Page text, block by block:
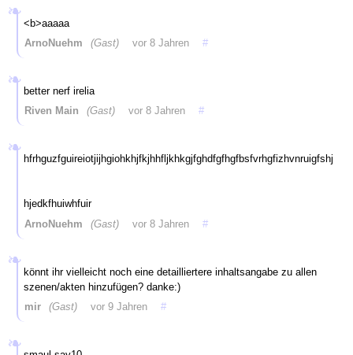
<b>aaaaa
ArnoNuehm
(Gast) vor 8 Jahren #
better nerf irelia
Riven Main
(Gast) vor 8 Jahren #
hfrhguzfguireiotjijhgiohkhjfkjhhfljkhkgjfghdfgfhgfbsfvrhgfizhvnruigfshj
hjedkfhuiwhfuir
ArnoNuehm
(Gast) vor 8 Jahren #
könnt ihr vielleicht noch eine detailliertere inhaltsangabe zu allen
szenen/akten hinzufügen? danke:)
mir
(Gast) vor 9 Jahren #